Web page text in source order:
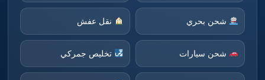
شحن بحري نقل عفش
شحن سيارات تخليص جمركي